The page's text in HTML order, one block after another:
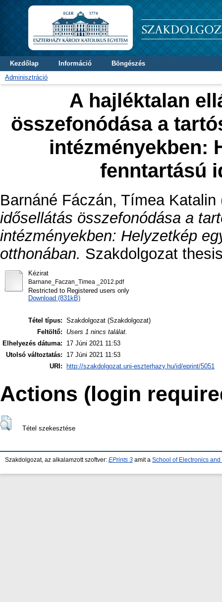
Kezdőlap Információ
Böngészés
Adminisztráció
A hajléktalan
összefonódása a
intézményekben:
fenntartású
Barnáné Fáczán, Tímea Katalin
idősellátás összefonódása a
intézményekben: Helyzetkép
otthonában. Szakdolgozat
Kézirat
Barnane_Faczan_Timea _2012.pdf
Restricted to Registered users only
Download (831kB)
Tétel típus: Szakdolgozat (Szakdolgozat)
Feltöltő:
Users 1 nincs találat.
Elhelyezés dátuma:
17 Júni 2021 11:53
Utolsó változtatás:
17 Júni 2021 11:53
URI:
http://szakdolgozat.uni-eszterhazy.hu/id/eprint/5051
Actions (login
Tétel szekesztése
Szakdolgozat, az alkalamzott szoftver: EPrints 3 amit a School of Electronics